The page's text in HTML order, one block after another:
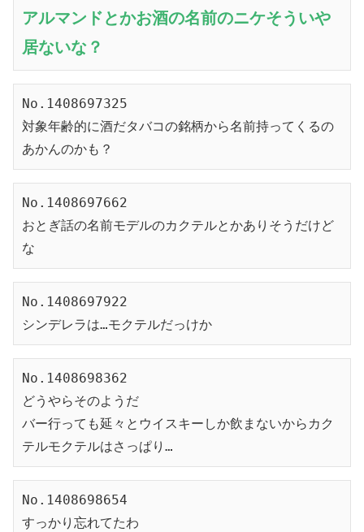
アルマンドとかお酒の名前のニケそういや
居ないな？
No.1408697325
対象年齢的に酒だタバコの銘柄から名前持ってくるの
あかんのかも？
No.1408697662
おとぎ話の名前モデルのカクテルとかありそうだけど
な
No.1408697922
シンデレラは…モクテルだっけか
No.1408698362
どうやらそのようだ
バー行っても延々とウイスキーしか飲まないからカク
テルモクテルはさっぱり…
No.1408698654
すっかり忘れてたわ